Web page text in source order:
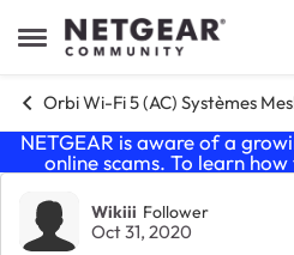
Open Side Menu
Skip to content
Orbi Wi-Fi 5 (AC) Systèmes
NETGEAR is aware of a
online scams. To learn
Forum
Wikiii Follower
Oct 31, 2020